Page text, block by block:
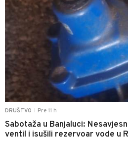
DRUŠTVO Pre 11 h
Sabotaža u Banjaluci:
ventil i isušili rezervoar vode u